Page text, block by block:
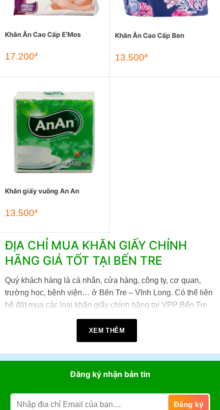
Khăn Ăn Cao Cấp E’Mos
17.200đ
Khăn Ăn Cao Cấp Ben
13.500đ
Khăn giấy vuông An An
13.500đ
ĐỊA CHỈ MUA KHĂN GIẤY CHÍNH
HÃNG GIÁ TỐT TẠI BẾN TRE
Quý khách hàng là cá nhân, cửa hàng, công ty, cơ quan,
trường học, bệnh viện… ở Bến Tre – Vĩnh Long. Có thể liên
hệ đặt mua các loại khăn giấy chính hãng tại VPP Bến Tre
theo hướng dẫn sau:
22A đường Tán Kế, Phường An Hội , Tỉnh Vĩnh
Long (TP. Bến Tre cũ).
Giờ làm việc:07h30 - 17h30(Từ: Thứ 2 đến Thứ 7,
Chủ Nhật: Nghỉ)
XEM THÊM
Đăng ký nhận bản tin